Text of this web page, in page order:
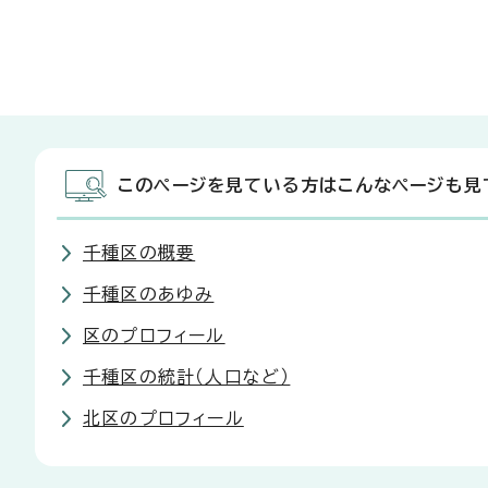
このページを見ている方はこんなページも見
千種区の概要
千種区のあゆみ
区のプロフィール
千種区の統計（人口など）
北区のプロフィール